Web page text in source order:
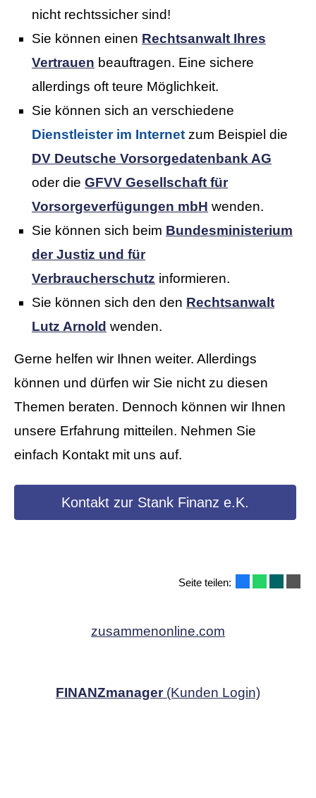
nicht rechtssicher sind!
Sie können einen Rechtsanwalt Ihres
Vertrauen beauftragen. Eine sichere
allerdings oft teure Möglichkeit.
Sie können sich an verschiedene
Dienstleister im Internet zum Beispiel die
DV Deutsche Vorsorgedatenbank AG
oder die GFVV Gesellschaft für
Vorsorgeverfügungen mbH wenden.
Sie können sich beim Bundesministerium
der Justiz und für
Verbraucherschutz informieren.
Sie können sich den den Rechtsanwalt
Lutz Arnold wenden.
Gerne helfen wir Ihnen weiter. Allerdings
können und dürfen wir Sie nicht zu diesen
Themen beraten. Dennoch können wir Ihnen
unsere Erfahrung mitteilen. Nehmen Sie
einfach Kontakt mit uns auf.
Kontakt zur Stank Finanz e.K.
Seite teilen:
zusammenonline.com
FINANZmanager(Kunden Login)